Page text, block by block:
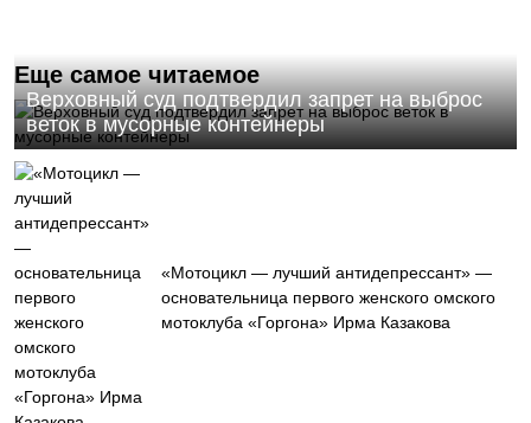
Еще самое читаемое
Верховный суд подтвердил запрет на выброс
веток в мусорные контейнеры
«Мотоцикл — лучший антидепрессант» —
основательница первого женского омского
мотоклуба «Горгона» Ирма Казакова